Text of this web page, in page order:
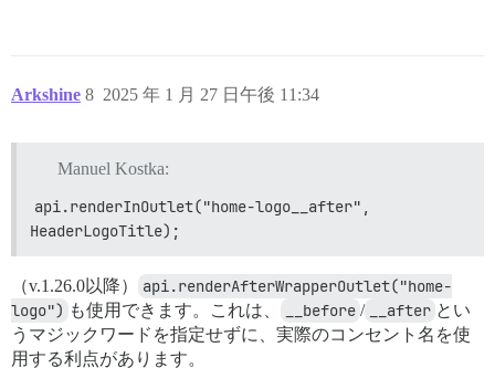
Arkshine 2025 年 1 月 27 日午後 11:34
8
Manuel Kostka:
api.renderInOutlet("home-logo__after",
HeaderLogoTitle);
（v.1.26.0以降）
api.renderAfterWrapperOutlet("home-
logo") も使用できます。これは、 __before / __after とい
うマジックワードを指定せずに、実際のコンセント名を使
用する利点があります。